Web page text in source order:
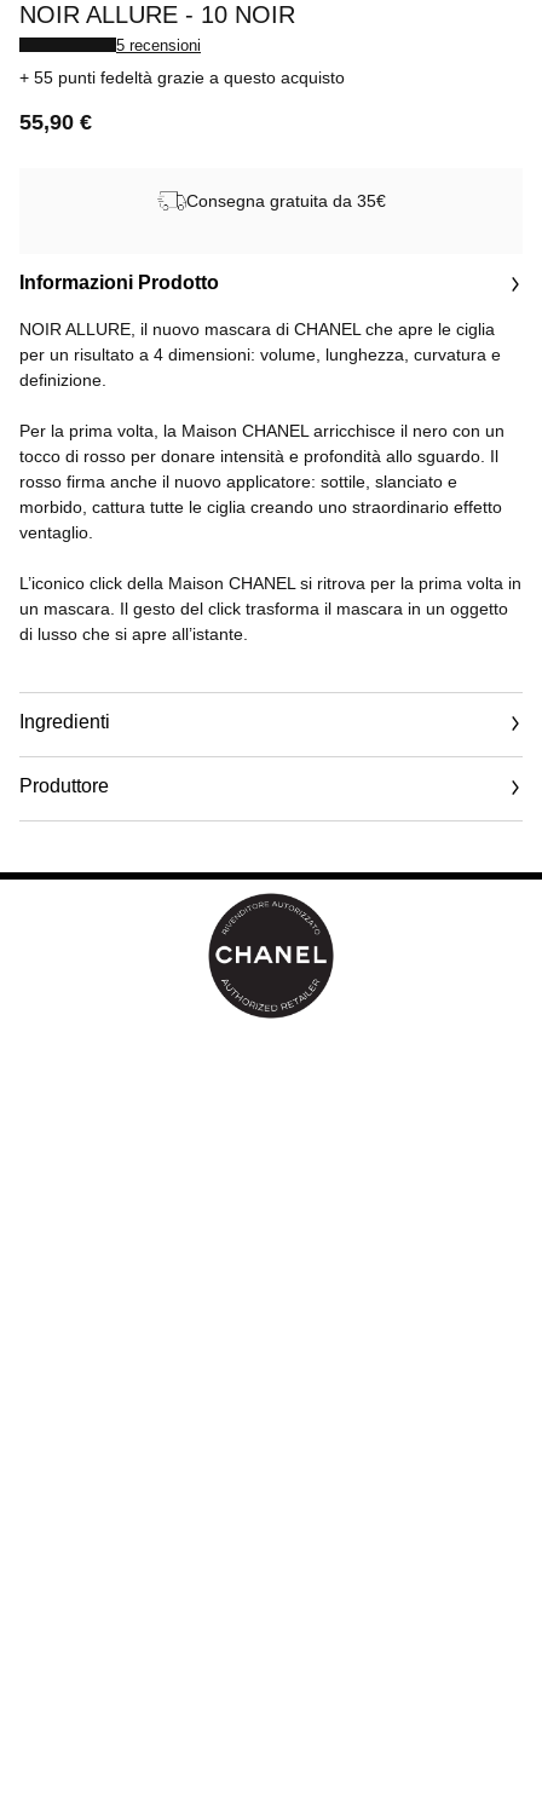
NOIR ALLURE - 10 NOIR
5 recensioni
55 punti fedeltà grazie a questo acquisto
55,90 €
Consegna gratuita da 35€
Informazioni Prodotto
NOIR ALLURE, il nuovo mascara di CHANEL che apre le ciglia
per un risultato a 4 dimensioni: volume, lunghezza, curvatura e
definizione.
Per la prima volta, la Maison CHANEL arricchisce il nero con un
tocco di rosso per donare intensità e profondità allo sguardo. Il
rosso firma anche il nuovo applicatore: sottile, slanciato e
morbido, cattura tutte le ciglia creando uno straordinario effetto
ventaglio.
L’iconico click della Maison CHANEL si ritrova per la prima volta in
un mascara. Il gesto del click trasforma il mascara in un oggetto
di lusso che si apre all’istante.
Ingredienti
Produttore